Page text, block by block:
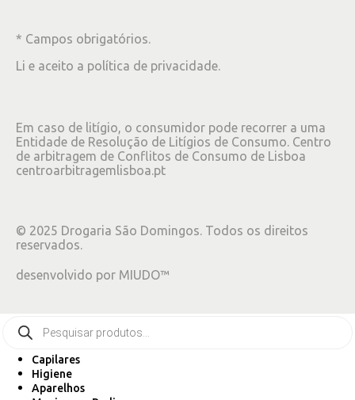
* Campos obrigatórios.
Li e aceito a política de privacidade.
Em caso de litígio, o consumidor pode recorrer a uma
Entidade de Resolução de Litígios de Consumo. Centro
de arbitragem de Conflitos de Consumo de Lisboa
centroarbitragemlisboa.pt
© 2025 Drogaria São Domingos. Todos os direitos
reservados.
desenvolvido por MIUDO™
Capilares
Higiene
Aparelhos